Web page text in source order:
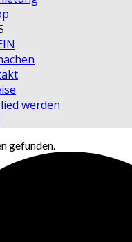
werden
gefunden.